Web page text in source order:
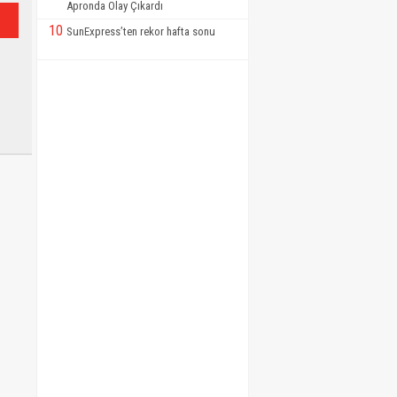
Apronda Olay Çıkardı
10 SunExpress’ten rekor hafta sonu